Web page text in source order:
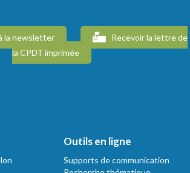
la newsletter
Recevoir la lettre de
la CPDT imprimée
Outils en ligne
Supports de communication